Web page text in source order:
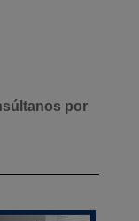
por